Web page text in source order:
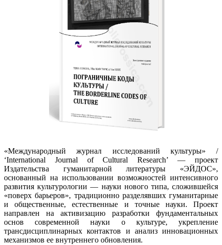
«Международный журнал исследований культуры» /
‘International Journal of Cultural Research’ — проект
Издательства гуманитарной литературы «ЭЙДОС»,
основанный на использовании возможностей интенсивного
развития культурологии — науки нового типа, сложившейся
«поверх барьеров», традиционно разделявших гуманитарные
и общественные, естественные и точные науки. Проект
направлен на активизацию разработки фундаментальных
основ современной науки о культуре, укрепление
трансдисциплинарных контактов и анализ инновационных
механизмов ее внутреннего обновления.